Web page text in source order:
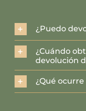
¿Puedo
¿Cuándo
devolución
¿Qué